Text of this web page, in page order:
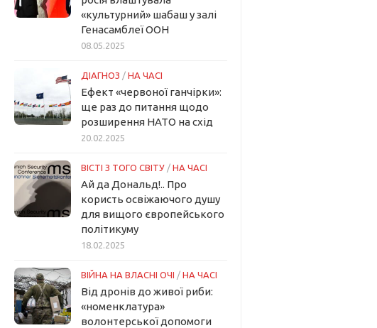
«культурний» шабаш у залі
Генасамблеї ООН
08.05.2025
ДІАГНОЗ / НА ЧАСІ
Ефект «червоної ганчірки»:
ще раз до питання щодо
розширення НАТО на схід
20.02.2025
ВІСТІ З ТОГО СВІТУ / НА ЧАСІ
Ай да Дональд!.. Про
користь освіжаючого душу
для вищого європейського
політикуму
18.02.2025
ВІЙНА НА ВЛАСНІ ОЧІ / НА ЧАСІ
Від дронів до живої риби:
«номенклатура»
волонтерської допомоги